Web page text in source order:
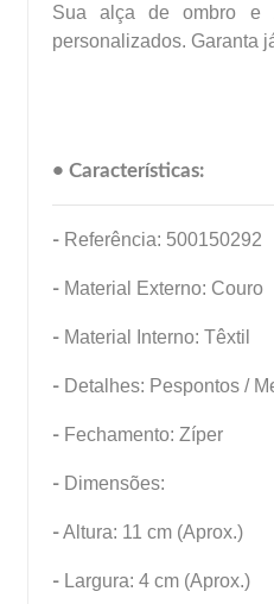
Sua alça de ombro e
personalizados. Garanta
• Características:
- Referência: 500150292
- Material Externo: Couro
- Material Interno: Têxtil
- Detalhes: Pespontos /
- Fechamento: Zíper
- Dimensões:
-Altura: 11 cm (Aprox.)
- Largura: 4 cm (Aprox.)